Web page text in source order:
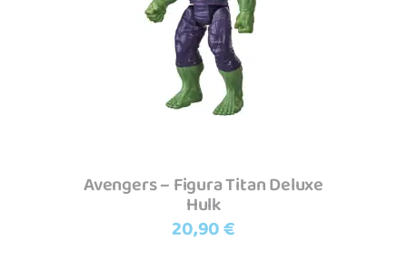
Adicionar
Avengers – Figura Titan Deluxe
Hulk
20,90€